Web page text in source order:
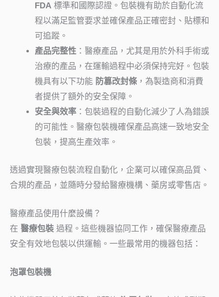
FDA 標準和國際認證。包裝機有助於自動化流
程以滿足監管要求並確保產品正確密封、貼標和
可追蹤。
產品完整性 ：醫療產品，尤其是用於外科手術或
治療的產品，在運輸過程中必須保持完好。包裝
機具有以下功能 防篡改封條，為製造商和消費
者提供了額外的安全保障。
安全與效率 ：包裝過程的自動化減少了人為錯誤
的可能性。醫療包裝機確保產品高速一致地安全
包裝，提高生產效率。
透過實現醫療包裝流程自動化，企業可以確保高品質、
合規的產品，並隨時分發給醫療機構、藥房或零售店。
醫療產品使用什麼設備？
在 醫療包裝 過程。這些機器協同工作，確保醫療產品
安全有效地包裝以供運輸。一些最常用的機器包括：
泡罩包裝機